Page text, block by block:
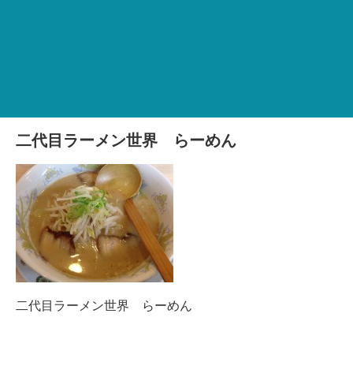
二代目ラーメン世界 らーめん
二代目ラーメン世界 らーめん